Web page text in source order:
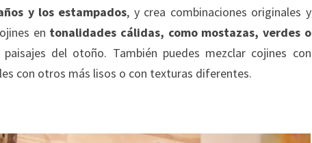
y los estampados, y crea combinaciones originales y
en tonalidades cálidas, como mostazas, verdes o
del otoño. También puedes mezclar cojines con
con otros más lisos o con texturas diferentes.